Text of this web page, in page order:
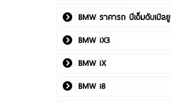
BMW ราคารถ บีเอ็มดับเบิลยู
BMW iX3
BMW iX
BMW i8